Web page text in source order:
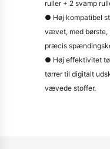
ruller + 2 svamp
● Høj kompatibel
vævet, med børste,
præcis
● Høj effektivitet
tørrer til digitalt
vævede stoffer.